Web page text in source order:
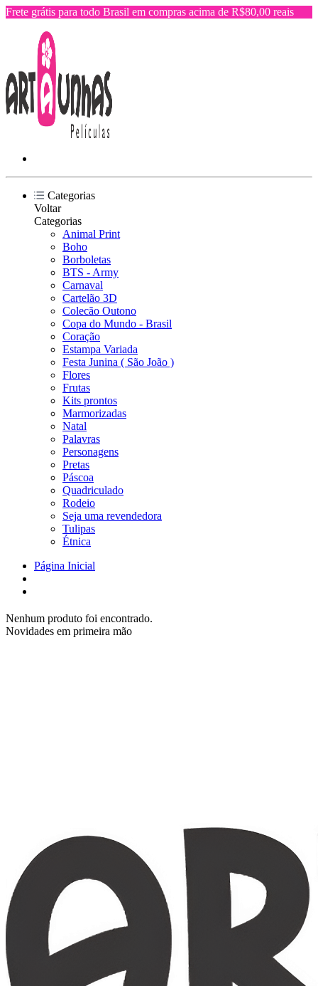
Frete grátis para todo Brasil em compras acima de R$80,00 reais
Categorias
Voltar
Categorias
Animal Print
Boho
Borboletas
BTS - Army
Carnaval
Cartelão 3D
Colecão Outono
Copa do Mundo - Brasil
Coração
Estampa Variada
Festa Junina ( São João )
Flores
Frutas
Kits prontos
Marmorizadas
Natal
Palavras
Personagens
Pretas
Páscoa
Quadriculado
Rodeio
Seja uma revendedora
Tulipas
Étnica
Página Inicial
Nenhum produto foi encontrado.
Novidades em primeira mão